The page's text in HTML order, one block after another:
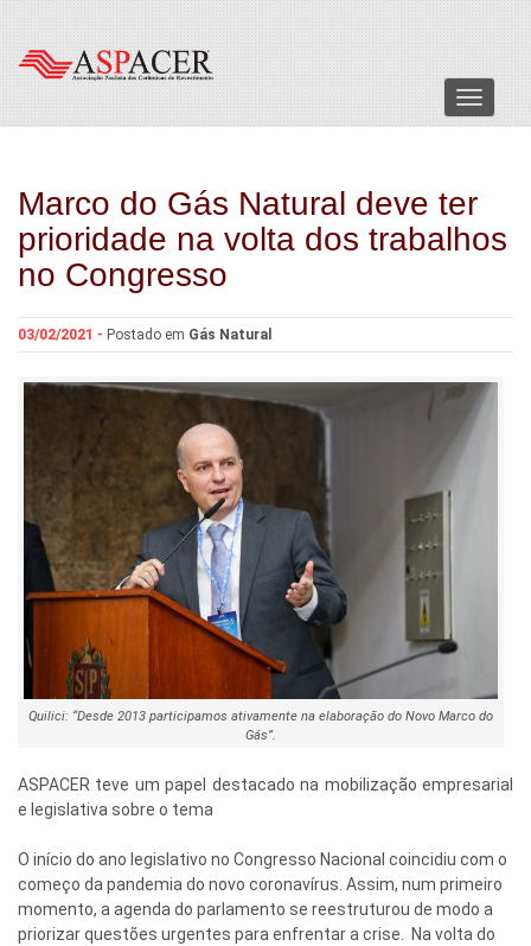
Menu
Marco do Gás Natural deve ter
prioridade na volta dos trabalhos
no Congresso
03/02/2021 - Postado em Gás Natural
Quilici: “Desde 2013 participamos ativamente na elaboração do Novo Marco do
Gás”.
ASPACER teve um papel destacado na mobilização empresarial
e legislativa sobre o tema
O início do ano legislativo no Congresso Nacional coincidiu com o
começo da pandemia do novo coronavírus. Assim, num primeiro
momento, a agenda do parlamento se reestruturou de modo a
priorizar questões urgentes para enfrentar a crise. Na volta do